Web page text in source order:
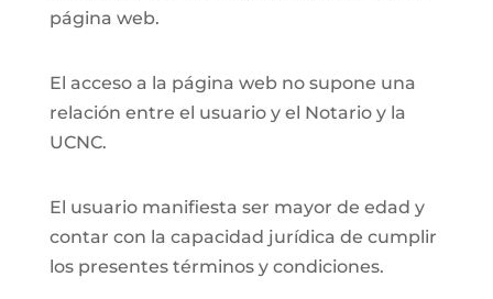
página web.
El acceso a la página web no supone una
relación entre el usuario y el Notario y la
UCNC.
El usuario manifiesta ser mayor de edad y
contar con la capacidad jurídica de cumplir
los presentes términos y condiciones.